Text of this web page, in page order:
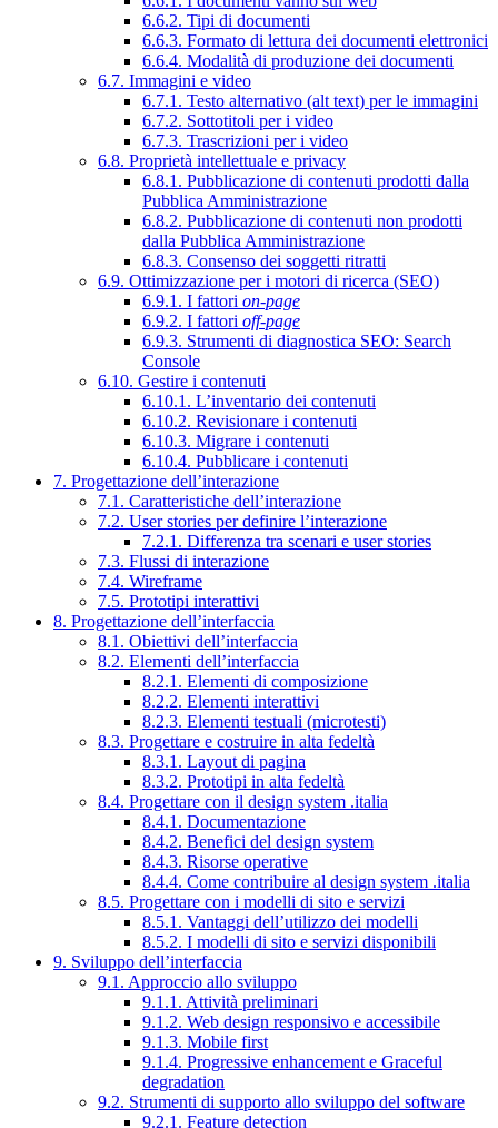
6.6.2. Tipi di documenti
6.6.3. Formato di lettura dei documenti elettronici
6.6.4. Modalità di produzione dei documenti
6.7. Immagini e video
6.7.1. Testo alternativo (alt text) per le immagini
6.7.2. Sottotitoli per i video
6.7.3. Trascrizioni per i video
6.8. Proprietà intellettuale e privacy
6.8.1. Pubblicazione di contenuti prodotti dalla
Pubblica Amministrazione
6.8.2. Pubblicazione di contenuti non prodotti
dalla Pubblica Amministrazione
6.8.3. Consenso dei soggetti ritratti
6.9. Ottimizzazione per i motori di ricerca (SEO)
6.9.1. I fattori on-page
6.9.2. I fattori off-page
6.9.3. Strumenti di diagnostica SEO: Search
Console
6.10. Gestire i contenuti
6.10.1. L’inventario dei contenuti
6.10.2. Revisionare i contenuti
6.10.3. Migrare i contenuti
6.10.4. Pubblicare i contenuti
7. Progettazione dell’interazione
7.1. Caratteristiche dell’interazione
7.2. User stories per definire l’interazione
7.2.1. Differenza tra scenari e user stories
7.3. Flussi di interazione
7.4. Wireframe
7.5. Prototipi interattivi
8. Progettazione dell’interfaccia
8.1. Obiettivi dell’interfaccia
8.2. Elementi dell’interfaccia
8.2.1. Elementi di composizione
8.2.2. Elementi interattivi
8.2.3. Elementi testuali (microtesti)
8.3. Progettare e costruire in alta fedeltà
8.3.1. Layout di pagina
8.3.2. Prototipi in alta fedeltà
8.4. Progettare con il design system .italia
8.4.1. Documentazione
8.4.2. Benefici del design system
8.4.3. Risorse operative
8.4.4. Come contribuire al design system .italia
8.5. Progettare con i modelli di sito e servizi
8.5.1. Vantaggi dell’utilizzo dei modelli
8.5.2. I modelli di sito e servizi disponibili
9. Sviluppo dell’interfaccia
9.1. Approccio allo sviluppo
9.1.1. Attività preliminari
9.1.2. Web design responsivo e accessibile
9.1.3. Mobile first
9.1.4. Progressive enhancement e Graceful
degradation
9.2. Strumenti di supporto allo sviluppo del software
9.2.1. Feature detection